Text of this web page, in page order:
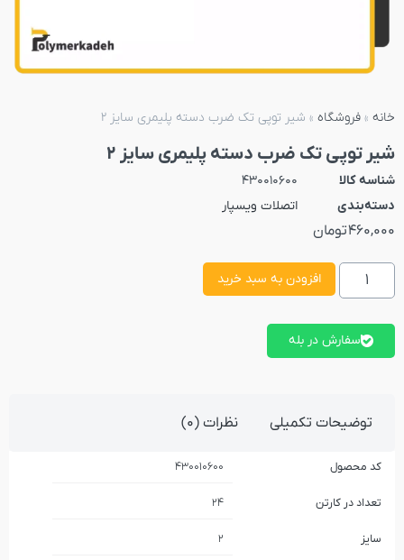
خانه » فروشگاه » شیر توپی تک ضرب دسته پلیمری سایز 2
شیر توپی تک ضرب دسته پلیمری سایز 2
شناسه کالا
430010600
دسته‌بندی
اتصلات ویسپار
460,000تومان
افزودن به سبد خرید
سفارش در بله
توضیحات تکمیلی نظرات (0)
کد محصول 430010600
تعداد در کارتن 24
سایز 2